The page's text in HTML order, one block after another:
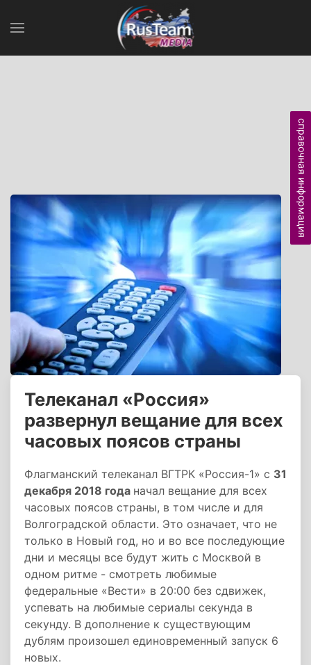
Телеканал «Россия»
развернул вещание для всех
часовых поясов страны
Флагманский телеканал ВГТРК «Россия-1» с 31
декабря 2018 года начал вещание для всех
часовых поясов страны, в том числе и для
Волгоградской области. Это означает, что не
только в Новый год, но и во все последующие
дни и месяцы все будут жить с Москвой в
одном ритме - смотреть любимые
федеральные «Вести» в 20:00 без сдвижек,
успевать на любимые сериалы секунда в
секунду. В дополнение к существующим
дублям произошел единовременный запуск 6
новых.
справочная информация